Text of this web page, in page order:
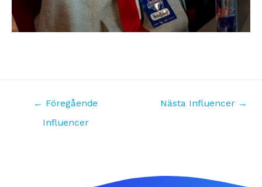
← Föregående
Influencer
Nästa Influencer →